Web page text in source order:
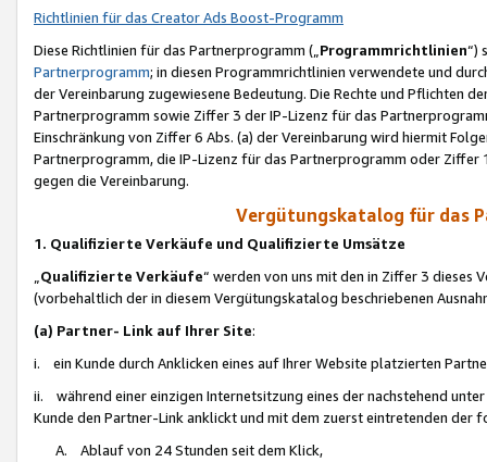
Richtlinien für das Creator Ads Boost-Programm
Diese Richtlinien für das Partnerprogramm („Programmrichtlinien“)
Partnerprogramm; in diesen Programmrichtlinien verwendete und
der Vereinbarung zugewiesene Bedeutung. Die Rechte und Pflichten
Partnerprogramm sowie Ziffer 3 der IP-Lizenz für das
Einschränkung von Ziffer 6 Abs. (a) der Vereinbarung wird hiermit
Partnerprogramm, die IP-Lizenz für das Partnerprogramm oder
gegen die Vereinbarung.
Vergütungskatalog für das
1. Qualifizierte Verkäufe und Qualifizierte Umsätze
Qualifizierte Verkäufe“ werden von uns mit den in Ziffer 3
(vorbehaltlich der in diesem Vergütungskatalog beschriebenen
(a) Partner- Link auf Ihrer Site:
i. ein Kunde durch Anklicken eines auf Ihrer Website platzierten
ii. während einer einzigen Internetsitzung eines der nachstehend
Kunde den Partner-Link anklickt und mit dem zuerst eintretenden der
A. Ablauf von 24 Stunden seit dem Klick,